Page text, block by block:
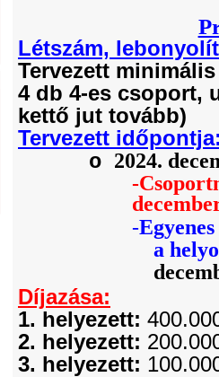
Létszám,
Tervezett
4 db 4-es csoport,
kettő jut tovább)
Tervezett
o 2024.
-
-
a
Díjazása:
1. helyezett:
2. helyezett:
3. helyezett: